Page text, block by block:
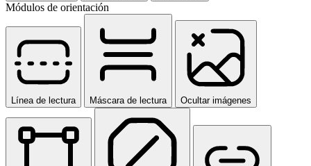
Módulos de orientación
Línea de lectura Máscara de lectura Ocultar imágenes